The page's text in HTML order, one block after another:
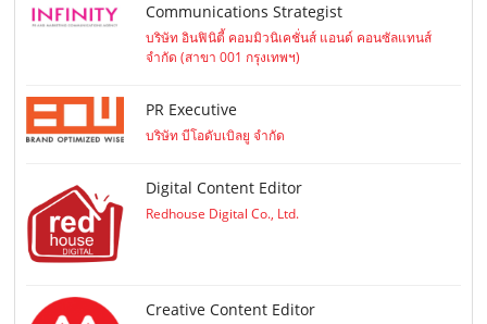
Communications Strategist
บริษัท อินฟินิตี้ คอมมิวนิเคชั่นส์ แอนด์ คอนซัลแทนส์
จำกัด (สาขา 001 กรุงเทพฯ)
PR Executive
บริษัท บีโอดับเบิลยู จำกัด
Digital Content Editor
Redhouse Digital Co., Ltd.
Creative Content Editor